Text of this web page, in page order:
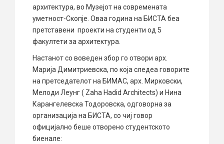
архитектура, во Музејот на современата
уметност-Скопје. Оваа година на БИСТА беа
претставени проекти на студенти од 5
факултети за архитектура.
Настанот со воведен збор го отвори арх.
Марија Димитриевска, по која следеа говорите
на претседателот на БИМАС, арх. Мирковски,
Мелоди Леунг ( Zaha Hadid Architects) и Нина
Карангелевска Тодоровска, одговорна за
организација на БИСТА, со чиј говор
официјално беше отворено студентското
биенале: